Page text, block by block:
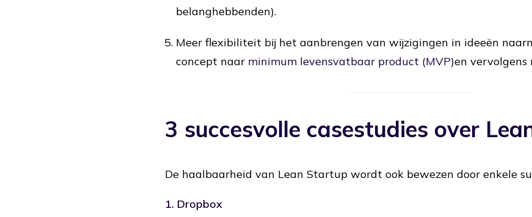
belanghebbenden).
Meer flexibiliteit bij het aanbrengen van wijzigingen in ideeën
concept naar minimum levensvatbaar product (MVP)en
3 succesvolle casestudies over
De haalbaarheid van Lean Startup wordt ook bewezen door enkele
1. Dropbox